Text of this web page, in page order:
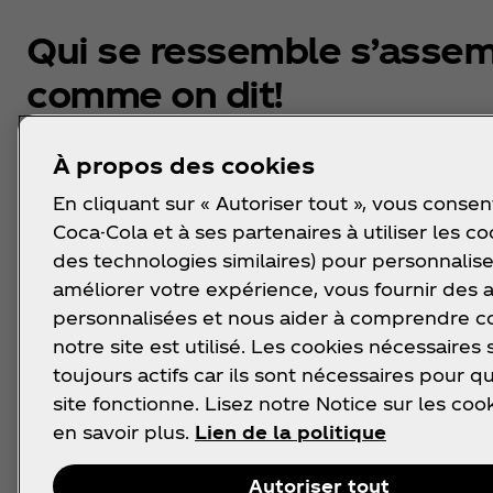
Qui se ressemble
comme on dit!
Découvre les conseil mode des besties
Oreo® pour un look toujours assorti avec ton ou
meilleur(e) ami(e). Les options ne manquent pas!
À propos des cookies
En cliquant sur « Autoriser tout », vous
Coca-Cola et à ses partenaires à utiliser les
des technologies similaires) pour
améliorer votre expérience, vous fournir des
personnalisées et nous aider à comprendre
notre site est utilisé. Les cookies nécessaires
toujours actifs car ils sont nécessaires pour
site fonctionne. Lisez notre Notice sur les
en savoir plus. Lien de la politique
Autoriser tout